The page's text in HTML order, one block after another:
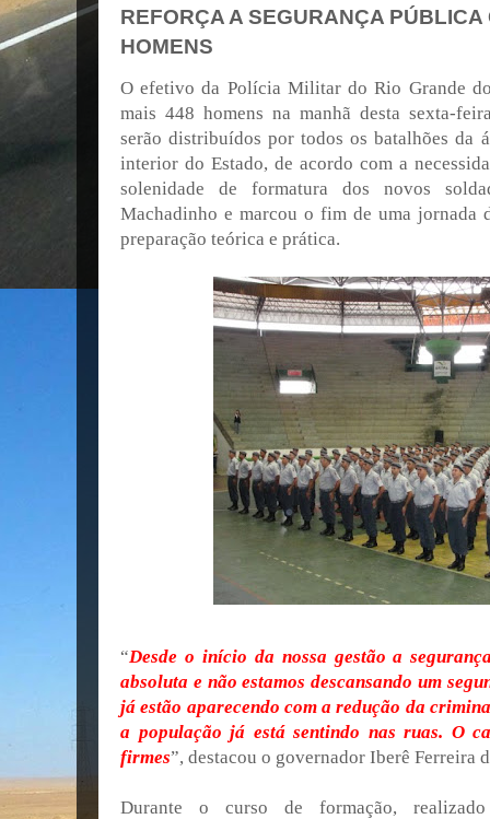
REFORÇA A SEGURANÇA
HOMENS
O efetivo da Polícia Militar do Rio Grande
mais 448 homens na manhã desta sexta-
serão distribuídos por todos os batalhões da
interior do Estado, de acordo com a
solenidade de formatura dos novos
Machadinho e marcou o fim de uma jornada
preparação teórica e prática.
“Desde o início da nossa gestão a
absoluta e não estamos descansando um
já estão aparecendo com a redução da
a população já está sentindo nas ruas. O
firmes”, destacou o governador Iberê Ferreira
Durante o curso de formação,